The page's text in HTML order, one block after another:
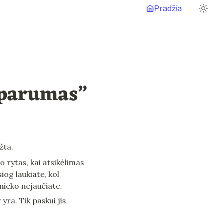
Pradžia
rytas, kai atsikėlimas
laukiate, kol
nejaučiate.
Tik paskui jis